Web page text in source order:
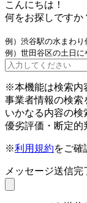
こんにちは！
何をお探しですか
例）渋谷駅の水まわり
例）世田谷区の土日
※本機能は検索内
事業者情報の検索
いかなる内容の検
優劣評価・断定的
※利用規約をご確
メッセージ送信完